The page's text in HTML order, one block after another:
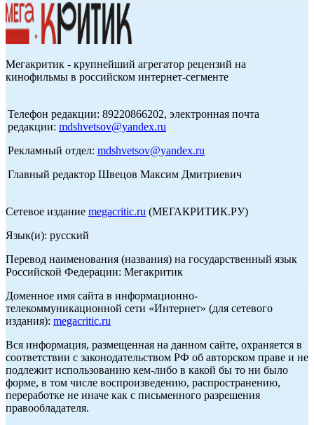
Мегакритик - крупнейший агрегатор рецензий на
кинофильмы в российском интернет-сегменте
Телефон редакции: 89220866202, электронная почта
редакции: mdshvetsov@yandex.ru
Рекламный отдел: mdshvetsov@yandex.ru
Главный редактор Швецов Максим Дмитриевич
Сетевое издание megacritic.ru (МЕГАКРИТИК.РУ)
Язык(и): русский
Перевод наименования (названия) на государственный язык
Российской Федерации: Мегакритик
Доменное имя сайта в информационно-
телекоммуникационной сети «Интернет» (для сетевого
издания): megacritic.ru
Вся информация, размещенная на данном сайте, охраняется в
соответствии с законодательством РФ об авторском праве и не
подлежит использованию кем-либо в какой бы то ни было
форме, в том числе воспроизведению, распространению,
переработке не иначе как с письменного разрешения
правообладателя.